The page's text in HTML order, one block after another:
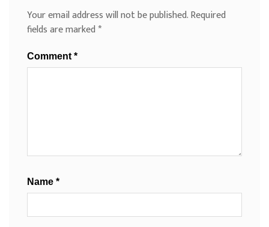
Your email address will not be published.Required
fields are marked*
Comment *
Name *